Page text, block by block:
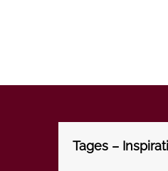
Tages –